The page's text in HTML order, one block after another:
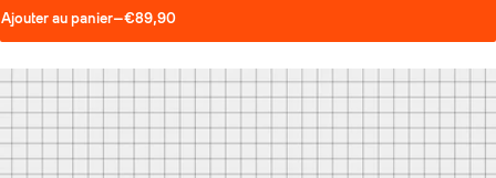
Ajouter au panier—€89,90